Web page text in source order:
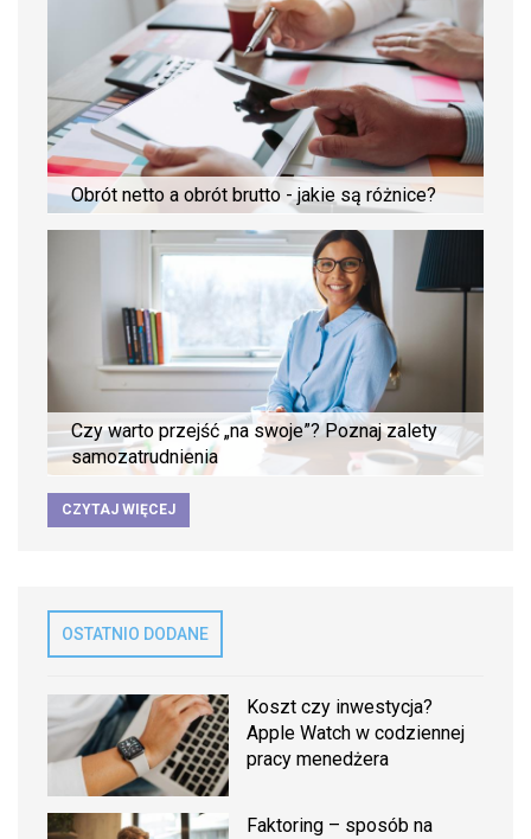
Obrót netto a obrót brutto - jakie są różnice?
Czy warto przejść „na swoje”? Poznaj zalety
samozatrudnienia
CZYTAJ WIĘCEJ
OSTATNIO DODANE
Koszt czy inwestycja?
Apple Watch w codziennej
pracy menedżera
Faktoring – sposób na